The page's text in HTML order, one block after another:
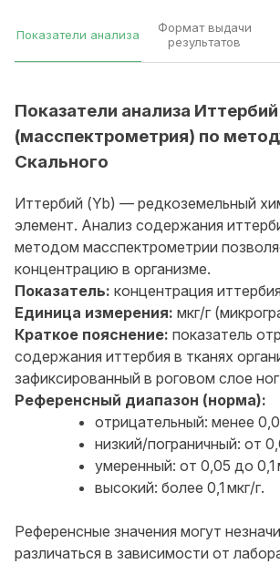
Показатели анализа
Формат выдачи
результатов
Показатели анализа Иттербий
(масспектрометрия) по
Скального
Иттербий (Yb) — редкоземельный
элемент. Анализ содержания
методом масспектрометрии
концентрацию в организме.
Показатель: концентрация
Единица измерения: мкг/г
Краткое пояснение: показатель
содержания иттербия в тканях
зафиксированный в роговом слое
Референсный диапазон (норма):
отрицательный: менее
низкий/пограничный: от
умеренный: от 0,05 до 0,1
высокий: более 0,1 мкг/г.
Референсные значения могут
различаться в зависимости от